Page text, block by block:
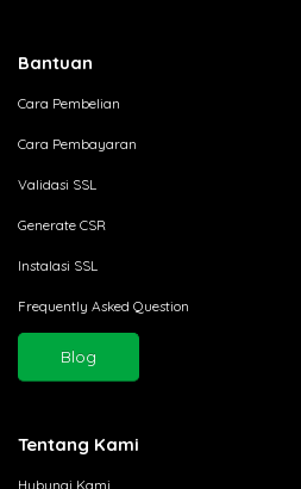
Bantuan
Cara Pembelian
Cara Pembayaran
Validasi SSL
Generate CSR
Instalasi SSL
Frequently Asked Question
Blog
Tentang Kami
Hubungi Kami